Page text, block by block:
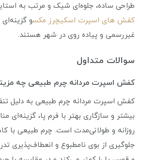
طراحی ساده، جلوه‌ای شیک و مرتب به
کفش های اسپرت اسکیچرز مکسو
غیررسمی و پیاده روی در شهر هستند.
سوالات متداول
کفش اسپرت مردانه چرم طبیعی چه
کفش اسپرت مردانه چرم طبیعی به دلیل
بیشتر و سازگاری بهتر با فرم پا، گزینه‌ای
روزانه و طولانی‌مدت است. چرم طبیعی با
جلوگیری از بوی نامطبوع و انعطاف‌پذیری